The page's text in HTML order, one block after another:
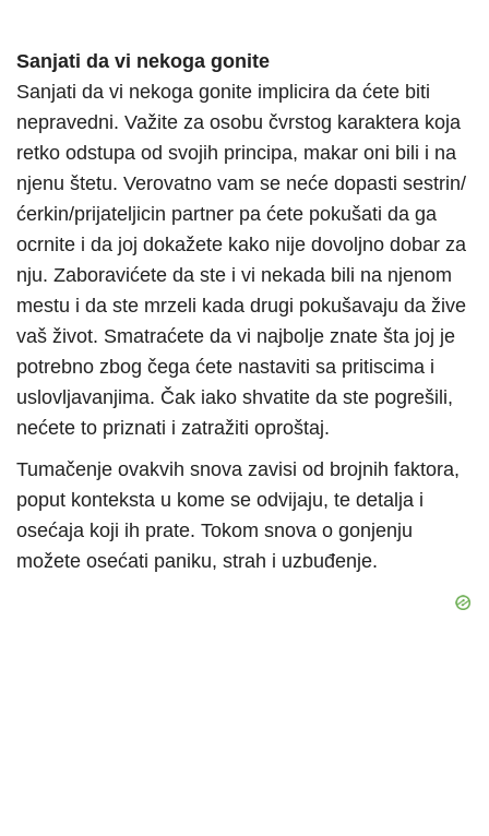
Sanjati da vi nekoga gonite
Sanjati da vi nekoga gonite implicira da ćete biti
nepravedni. Važite za osobu čvrstog karaktera koja
retko odstupa od svojih principa, makar oni bili i na
njenu štetu. Verovatno vam se neće dopasti sestrin/
ćerkin/prijateljicin partner pa ćete pokušati da ga
ocrnite i da joj dokažete kako nije dovoljno dobar za
nju. Zaboravićete da ste i vi nekada bili na njenom
mestu i da ste mrzeli kada drugi pokušavaju da žive
vaš život. Smatraćete da vi najbolje znate šta joj je
potrebno zbog čega ćete nastaviti sa pritiscima i
uslovljavanjima. Čak iako shvatite da ste pogrešili,
nećete to priznati i zatražiti oproštaj.
Tumačenje ovakvih snova zavisi od brojnih faktora,
poput konteksta u kome se odvijaju, te detalja i
osećaja koji ih prate. Tokom snova o gonjenju
možete osećati paniku, strah i uzbuđenje.